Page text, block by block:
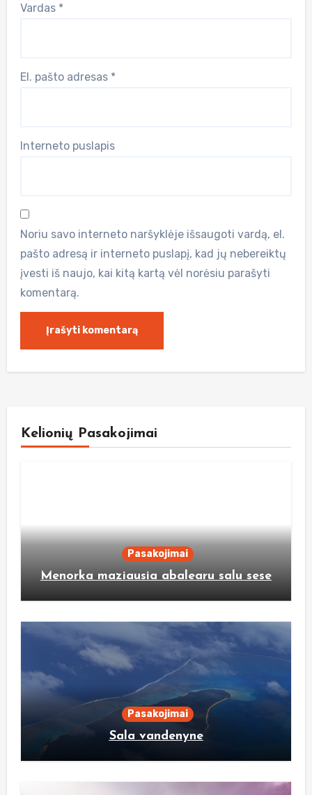
Vardas *
El. pašto adresas *
Interneto puslapis
Noriu savo interneto naršyklėje išsaugoti vardą, el.
pašto adresą ir interneto puslapį, kad jų nebereiktų
įvesti iš naujo, kai kitą kartą vėl norėsiu parašyti
komentarą.
Kelionių Pasakojimai
Pasakojimai
Menorka maziausia abalearu salu sese
Pasakojimai
Sala vandenyne